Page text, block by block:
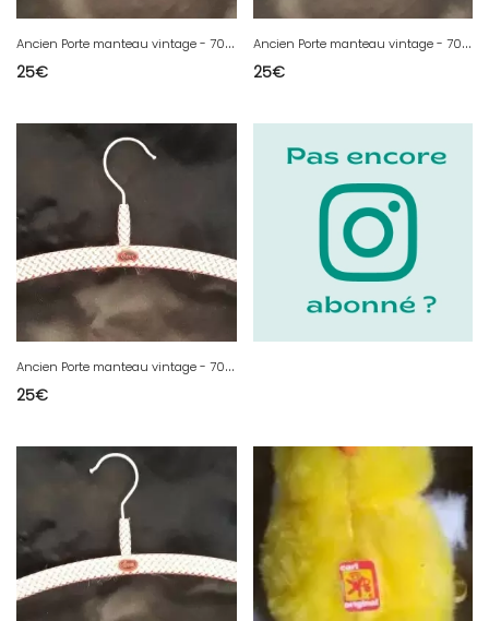
A
ncien Porte manteau vintage - 70th - EVA - A -
25€
A
ncien Porte manteau vintage - 70th - EVA - D -
25€
A
ncien Porte manteau vintage - 70th - EVA - C -
25€